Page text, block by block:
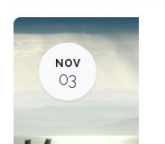
NOV
03